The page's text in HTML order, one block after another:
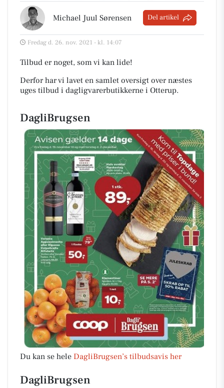
Michael Juul Sørensen Del artikel
Fredag d. 26. nov. 2021 - kl. 14:07
Tilbud er noget, som vi kan lide!
Derfor har vi lavet en samlet oversigt over næstes
uges tilbud i dagligvarerbutikkerne i Otterup.
DagliBrugsen
Du kan se hele DagliBrugsen’s tilbudsavis her
DagliBrugsen